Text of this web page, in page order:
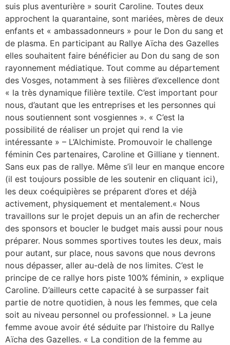
suis plus aventurière » sourit Caroline. Toutes deux
approchent la quarantaine, sont mariées, mères de deux
enfants et « ambassadonneurs » pour le Don du sang et
de plasma. En participant au Rallye Aïcha des Gazelles
elles souhaitent faire bénéficier au Don du sang de son
rayonnement médiatique. Tout comme au département
des Vosges, notamment à ses filières d’excellence dont
« la très dynamique filière textile. C’est important pour
nous, d’autant que les entreprises et les personnes qui
nous soutiennent sont vosgiennes ». « C’est la
possibilité de réaliser un projet qui rend la vie
intéressante » – L’Alchimiste. Promouvoir le challenge
féminin Ces partenaires, Caroline et Gilliane y tiennent.
Sans eux pas de rallye. Même s’il leur en manque encore
(il est toujours possible de les soutenir en cliquant ici),
les deux coéquipières se préparent d’ores et déjà
activement, physiquement et mentalement.« Nous
travaillons sur le projet depuis un an afin de rechercher
des sponsors et boucler le budget mais aussi pour nous
préparer. Nous sommes sportives toutes les deux, mais
pour autant, sur place, nous savons que nous devrons
nous dépasser, aller au-delà de nos limites. C’est le
principe de ce rallye hors piste 100% féminin, » explique
Caroline. D’ailleurs cette capacité à se surpasser fait
partie de notre quotidien, à nous les femmes, que cela
soit au niveau personnel ou professionnel. » La jeune
femme avoue avoir été séduite par l’histoire du Rallye
Aïcha des Gazelles. « La condition de la femme au